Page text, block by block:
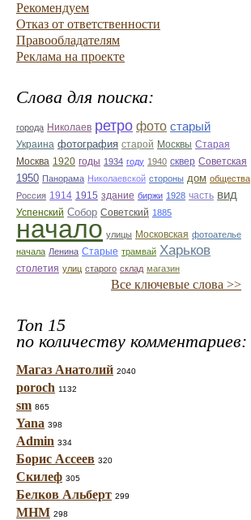
Рекомендуем
Отказ от ответственности
Правообладателям
Реклама на проекте
Слова для поиска:
города Николаев ретро фото старый
Украина фотография старой Москвы Старая
Москва 1920 годы 1934 году 1940 сквер Советская
1950 Панорама Николаевской стороны дом общества
Россия 1914 1915 здание биржи 1928 часть вид
Успенский Собор Советский 1885
начало улицы Московская фотоателье
начала Ленина Старые трамвай Харьков
столетия улиц старого склад магазин
Все ключевые слова >>
Топ 15
по количеству комментариев:
Магаз Анатолий 2040
poroch 1132
sm 865
Yana 398
Admin 334
Борис Ассеев 320
Скилеф 305
Белков Альберт 299
МНМ 298